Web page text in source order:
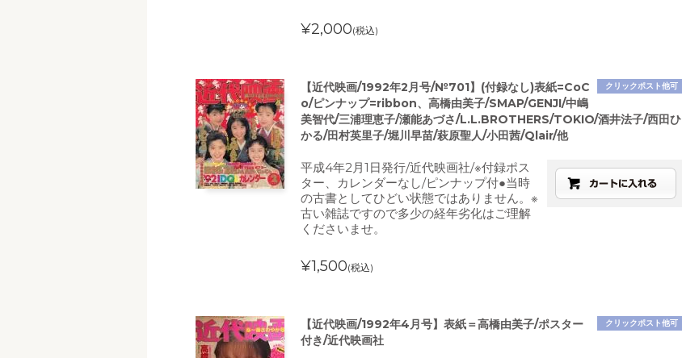
¥2,000(税込)
クリックポスト他可
【近代映画/1992年2月号/№701】(付録なし)表紙=CoC
o/ピンナップ=ribbon、高橋由美子/SMAP/GENJI/中嶋
美智代/三浦理恵子/瀬能あづさ/L.L.BROTHERS/TOKIO/酒井法子/西田ひ
かる/田村英里子/堀川早苗/萩原聖人/小田茜/Qlair/他
平成4年2月1日発行/近代映画社/※付録ポス
ター、カレンダーなし/ピンナップ付●当時
の古書としてひどい状態ではありません。※
古い雑誌ですので多少の経年劣化はご理解
くださいませ。
¥1,500(税込)
クリックポスト他可
【近代映画/1992年4月号】表紙＝高橋由美子/ポスター
付き/近代映画社